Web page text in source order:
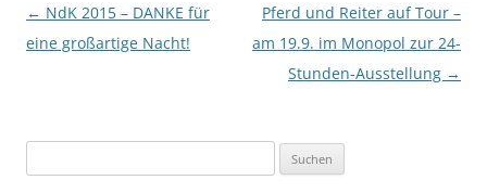
Beitragsnavigation
← NdK 2015 – DANKE für
eine großartige Nacht!
Pferd und Reiter auf Tour –
am 19.9. im Monopol zur 24-
Stunden-Ausstellung →
nach: